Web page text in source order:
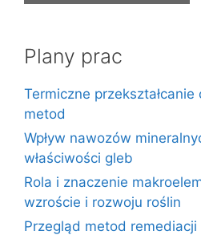
Plany prac
Termiczne
metod
Wpływ nawozów
właściwości gleb
Rola i znaczenie
wzroście i rozwoju roślin
Przegląd metod remediacji